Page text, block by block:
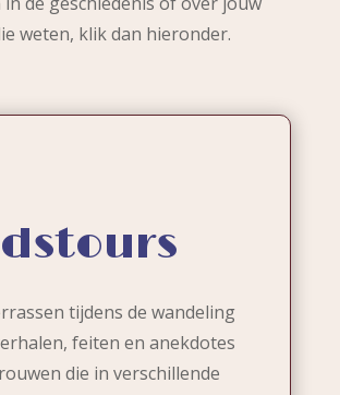
weten, klik dan hieronder.
tijdens de wandeling
feiten en anekdotes
die in verschillende